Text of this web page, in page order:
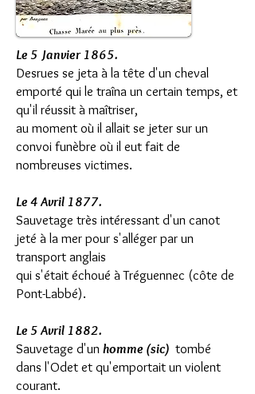
Le 5 Janvier 1865.
Desrues se jeta à la tête d'un cheval
emporté qui le traîna un certain temps, et
qu'il réussit à maîtriser,
au moment où il allait se jeter sur un
convoi funèbre où il eut fait de
nombreuses victimes.
Le 4 Avril 1877.
Sauvetage très intéressant d'un canot
jeté à la mer pour s'alléger par un
transport anglais
qui s'était échoué à Tréguennec (côte de
Pont-Labbé).
Le 5 Avril 1882.
Sauvetage d'un homme (sic) tombé
dans l'Odet et qu'emportait un violent
courant.